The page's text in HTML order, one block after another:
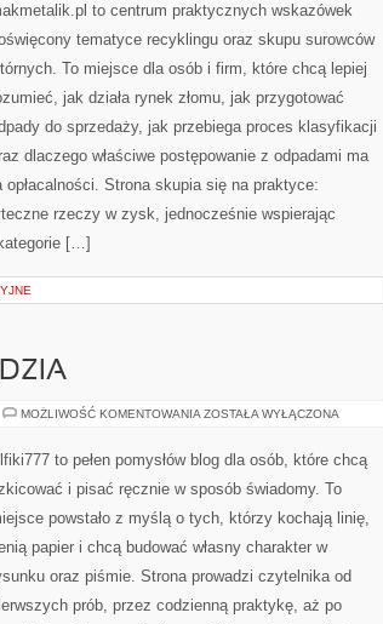
to centrum praktycznych wskazówek
tematyce recyklingu oraz skupu surowców
To miejsce dla osób i firm, które chcą lepiej
jak działa rynek złomu, jak przygotować
do sprzedaży, jak przebiega proces klasyfikacji
dlaczego właściwe postępowanie z odpadami ma
Strona skupia się na praktyce:
rzeczy w zysk, jednocześnie wspierając
[…]
MOŻLIWOŚĆ KOMENTOWANIA MATERIAŁY
ZOSTAŁA WYŁĄCZONA
to pełen pomysłów blog dla osób, które chcą
i pisać ręcznie w sposób świadomy. To
powstało z myślą o tych, którzy kochają linię,
papier i chcą budować własny charakter w
oraz piśmie. Strona prowadzi czytelnika od
prób, przez codzienną praktykę, aż po